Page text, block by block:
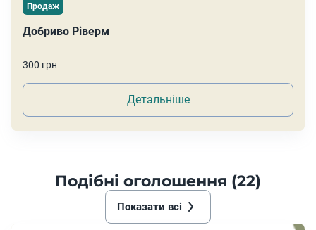
Продаж
Добриво Ріверм
300 грн
Детальніше
Подібні оголошення (22)
Показати всі